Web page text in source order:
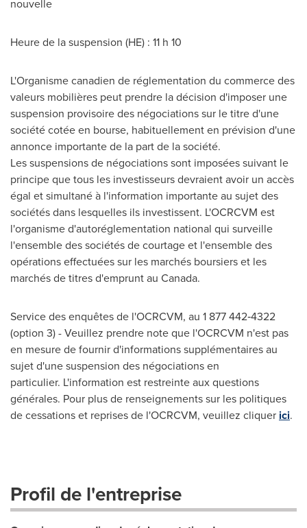
nouvelle
Heure de la suspension (HE) : 11 h 10
L'Organisme canadien de réglementation du commerce des
valeurs mobilières peut prendre la décision d'imposer une
suspension provisoire des négociations sur le titre d'une
société cotée en bourse, habituellement en prévision d'une
annonce importante de la part de la société.
Les suspensions de négociations sont imposées suivant le
principe que tous les investisseurs devraient avoir un accès
égal et simultané à l'information importante au sujet des
sociétés dans lesquelles ils investissent. L'OCRCVM est
l'organisme d'autoréglementation national qui surveille
l'ensemble des sociétés de courtage et l'ensemble des
opérations effectuées sur les marchés boursiers et les
marchés de titres d'emprunt au Canada.
Service des enquêtes de l'OCRCVM, au 1 877 442‑4322
(option 3) - Veuillez prendre note que l'OCRCVM n'est pas
en mesure de fournir d'informations supplémentaires au
sujet d'une suspension des négociations en
particulier. L'information est restreinte aux questions
générales. Pour plus de renseignements sur les politiques
de cessations et reprises de l'OCRCVM, veuillez cliquer ici.
Profil de l'entreprise